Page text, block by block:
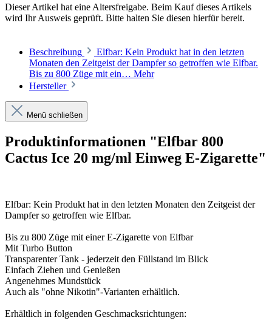
Dieser Artikel hat eine Altersfreigabe. Beim Kauf dieses Artikels
wird Ihr Ausweis geprüft. Bitte halten Sie diesen hierfür bereit.
Beschreibung
Elfbar: Kein Produkt hat in den letzten
Monaten den Zeitgeist der Dampfer so getroffen wie Elfbar.
Bis zu 800 Züge mit ein… Mehr
Hersteller
Menü schließen
Produktinformationen "Elfbar 800
Cactus Ice 20 mg/ml Einweg E-Zigarette"
Elfbar: Kein Produkt hat in den letzten Monaten den Zeitgeist der
Dampfer so getroffen wie Elfbar.
Bis zu 800 Züge mit einer E-Zigarette von Elfbar
Mit Turbo Button
Transparenter Tank - jederzeit den Füllstand im Blick
Einfach Ziehen und Genießen
Angenehmes Mundstück
Auch als "ohne Nikotin"-Varianten erhältlich.
Erhältlich in folgenden Geschmacksrichtungen: